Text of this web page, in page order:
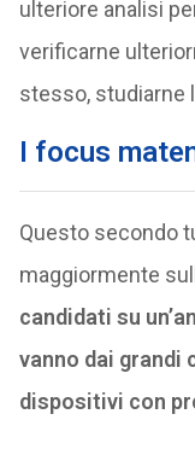
ulteriore analisi
verificarne
stesso, studiarne
I focus
Questo secondo
maggiormente
candidati su
vanno dai grandi
dispositivi con